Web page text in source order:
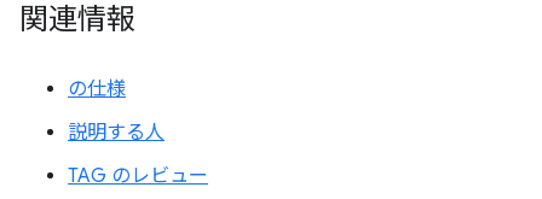
関連情報
の仕様
説明する人
TAG のレビュー